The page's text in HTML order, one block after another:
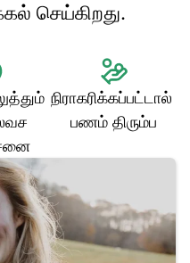
செய்கிறது.
நிராகரிக்கப்பட்டால்
பணம் திரும்ப